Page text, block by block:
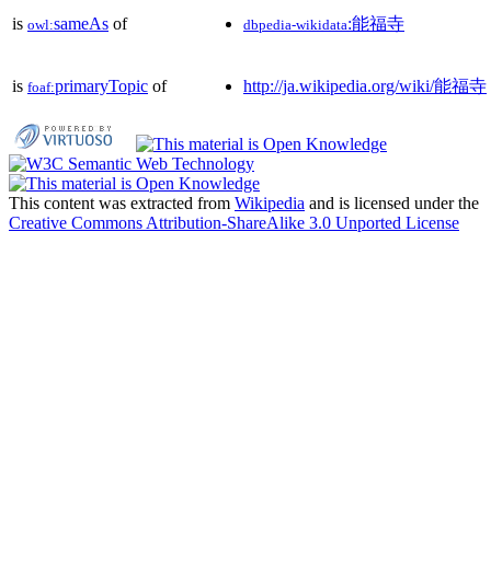
is owl:sameAs of dbpedia-wikidata:能福寺
is foaf:primaryTopic of http://ja.wikipedia.org/wiki/能福寺
This content was extracted from Wikipedia and is licensed under the
Creative Commons Attribution-ShareAlike 3.0 Unported License